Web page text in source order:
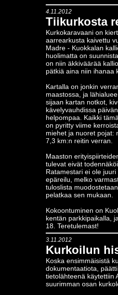
4.11.2012
Tiikurkosta
Kurkokaravaani on
aarrearkusta kaivettu
Madre - Kuokkalan
huolimatta on
on niin äkkiväärää
pätkiä aina niin ihanaa
Kartalla on jonkin
maastossa, ja
sijaan kartan notkot,
kävelyvauhdissa
helpompaa. Kaikki
on pyritty viime
miehet ja nuoret pojat:
7,3 km:n reitin verran.
Maaston
tulevat eivät
Ratamestari ei ole
epäreilu, melko
tuloslista
pelatkaa sen mukaan.
Kokoontuminen on
kentän parkkipaikalla,
18. Teretulemast!
3.11.2012
Kurkoilun
Koska ensimmäisistä
dokumentaatiota,
tietolähteenä käytettiin
suurimman osan